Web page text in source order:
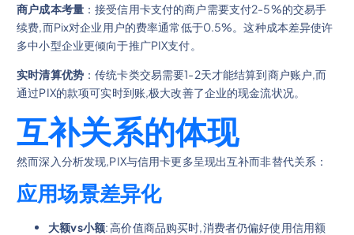
商户成本考量：接受信用卡支付的商户需要支付2-5%的交易手
续费,而Pix对企业用户的费率通常低于0.5%。这种成本差异使许
多中小型企业更倾向于推广PIX支付。
实时清算优势：传统卡类交易需要1-2天才能结算到商户账户,而
通过PIX的款项可实时到账,极大改善了企业的现金流状况。
互补关系的体现
然而深入分析发现,PIX与信用卡更多呈现出互补而非替代关系：
应用场景差异化
大额vs小额: 高价值商品购买时,消费者仍偏好使用信用额